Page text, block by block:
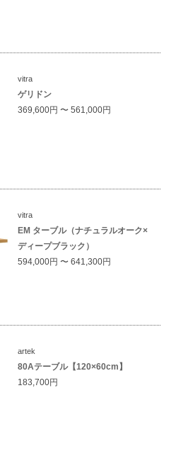
vitra
ゲリドン
369,600円 〜 561,000円
vitra
EM ターブル（ナチュラルオーク×
ディープブラック）
594,000円 〜 641,300円
artek
80Aテーブル【120×60cm】
183,700円